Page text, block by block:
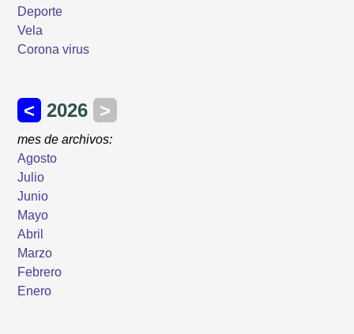
Deporte
Vela
Corona virus